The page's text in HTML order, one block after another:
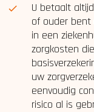
U betaalt
of ouder
in een
zorgkosten
uw
eenvoudig
risico al is